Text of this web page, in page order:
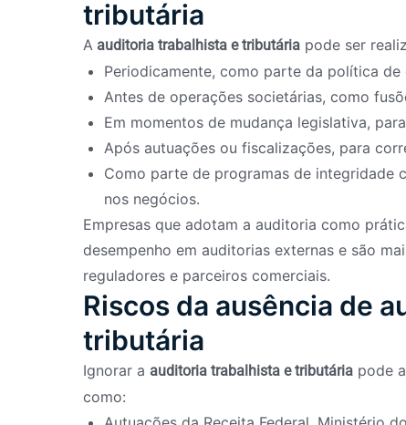
tributária
Aauditoria trabalhista e tributáriapode ser
Periodicamente, como parte da política
Antes de operações societárias, como
Em momentos de mudança legislativa,
Após autuações ou fiscalizações, para
Como parte de programas de integridade
nos negócios.
Empresas que adotam a auditoria como
desempenho em auditorias externas e são
reguladores e parceiros comerciais.
Riscos da ausência de
tributária
Ignorar a auditoria trabalhista e tributáriapode
como: